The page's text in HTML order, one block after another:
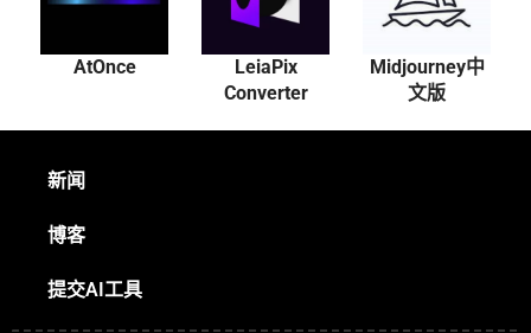
AtOnce
LeiaPix
Converter
Midjourney中
文版
新闻
博客
提交AI工具